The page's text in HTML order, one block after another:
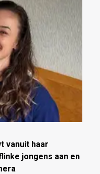
vanuit haar
jongens aan en